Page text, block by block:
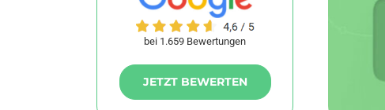
bei 1.659 Bewertungen
JETZT BEWERTEN